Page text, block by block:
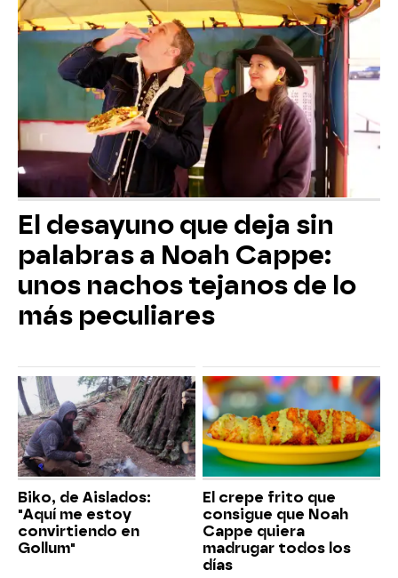
El desayuno que deja sin
palabras a Noah Cappe:
unos nachos tejanos de lo
más peculiares
Biko, de Aislados:
"Aquí me estoy
convirtiendo en
Gollum"
El crepe frito que
consigue que Noah
Cappe quiera
madrugar todos los
días